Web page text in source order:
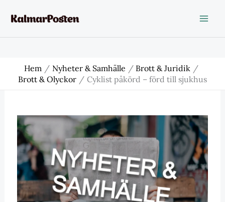
Hem Nyheter & Samhälle
Brott & Juridik
Brott & Olyckor
Cyklist påkörd – förd till sjukhus